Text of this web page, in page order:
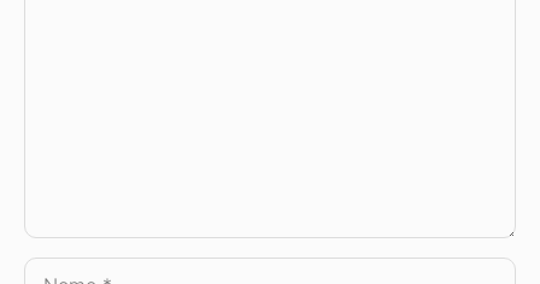
Nome